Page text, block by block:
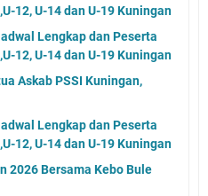
12, U-14 dan U-19 Kuningan
Lengkap dan Peserta
12, U-14 dan U-19 Kuningan
Askab PSSI Kuningan,
Lengkap dan Peserta
12, U-14 dan U-19 Kuningan
2026 Bersama Kebo Bule